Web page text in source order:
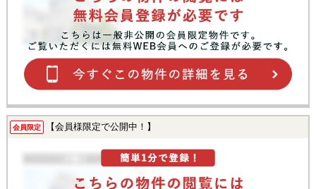
会員限定 【会員様限定で公開中！】